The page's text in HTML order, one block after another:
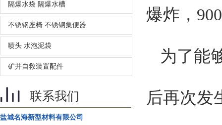
隔爆水袋 隔爆水槽
不锈钢座椅 不锈钢集便器
喷头 水泡泥袋
矿井自救装置配件
联系我们
盐城名海新型材料有限公司
爆炸，
为了能
后再次发